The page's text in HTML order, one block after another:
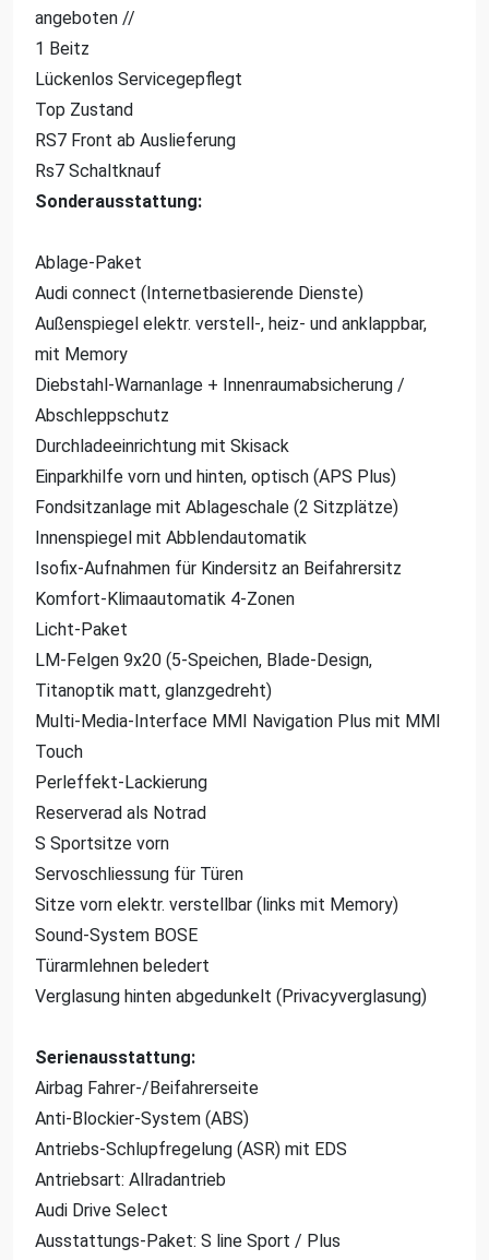
angeboten //
1 Beitz
Lückenlos Servicegepflegt
Top Zustand
RS7 Front ab Auslieferung
Rs7 Schaltknauf
Sonderausstattung:
Ablage-Paket
Audi connect (Internetbasierende Dienste)
Außenspiegel elektr. verstell-, heiz- und anklappbar,
mit Memory
Diebstahl-Warnanlage + Innenraumabsicherung /
Abschleppschutz
Durchladeeinrichtung mit Skisack
Einparkhilfe vorn und hinten, optisch (APS Plus)
Fondsitzanlage mit Ablageschale (2 Sitzplätze)
Innenspiegel mit Abblendautomatik
Isofix-Aufnahmen für Kindersitz an Beifahrersitz
Komfort-Klimaautomatik 4-Zonen
Licht-Paket
LM-Felgen 9x20 (5-Speichen, Blade-Design,
Titanoptik matt, glanzgedreht)
Multi-Media-Interface MMI Navigation Plus mit MMI
Touch
Perleffekt-Lackierung
Reserverad als Notrad
S Sportsitze vorn
Servoschliessung für Türen
Sitze vorn elektr. verstellbar (links mit Memory)
Sound-System BOSE
Türarmlehnen beledert
Verglasung hinten abgedunkelt (Privacyverglasung)
Serienausstattung:
Airbag Fahrer-/Beifahrerseite
Anti-Blockier-System (ABS)
Antriebs-Schlupfregelung (ASR) mit EDS
Antriebsart: Allradantrieb
Audi Drive Select
Ausstattungs-Paket: S line Sport / Plus